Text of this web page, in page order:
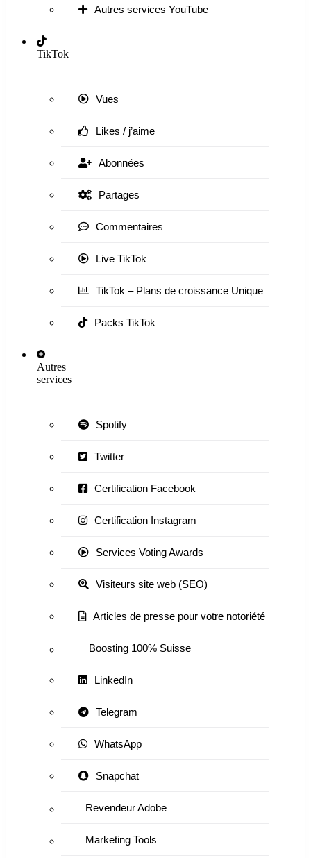
Autres services YouTube
TikTok
Vues
Likes / j’aime
Abonnées
Partages
Commentaires
Live TikTok
TikTok – Plans de croissance Unique
Packs TikTok
Autres
services
Spotify
Twitter
Certification Facebook
Certification Instagram
Services Voting Awards
Visiteurs site web (SEO)
Articles de presse pour votre notoriété
Boosting 100% Suisse
LinkedIn
Telegram
WhatsApp
Snapchat
Revendeur Adobe
Marketing Tools